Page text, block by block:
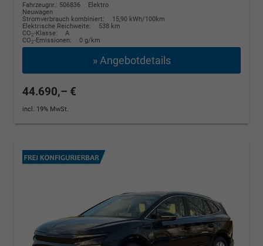
Fahrzeugnr.: 506836
Elektro
Neuwagen
Stromverbrauch kombiniert:
15,90 kWh/100km
Elektrische Reichweite:
538 km
CO2-Klasse:
A
CO2-Emissionen: 0 g/km
» Angebotdetails
44.690,– €
incl. 19% MwSt.